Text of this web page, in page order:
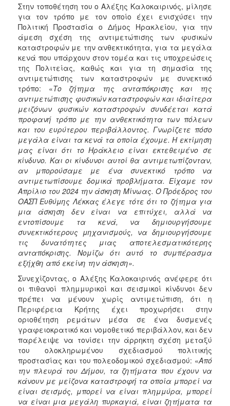
Στην τοποθέτηση του ο Αλέξης Καλοκαιρινός, μίλησε
για τον τρόπο με τον οποίο έχει ενισχύσει την
Πολιτική Προστασία ο Δήμος Ηρακλείου, για την
άμεση σχέση της αντιμετώπισης των φυσικών
καταστροφών με την ανθεκτικότητα, για τα μεγάλα
κενά που υπάρχουν στον τομέα και τις υποχρεώσεις
της Πολιτείας, καθώς και για τη σημασία της
αντιμετώπισης των καταστροφών με συνεκτικό
τρόπο: «Το ζήτημα της ανταπόκρισης και της
αντιμετώπισης φυσικών καταστροφών και ιδιαίτερα
μειζόνων φυσικών καταστροφών συνδέεται κατά
προφανή τρόπο με την ανθεκτικότητα των πόλεων
και του ευρύτερου περιβάλλοντος. Γνωρίζετε πόσο
μεγάλα είναι τα κενά τα οποία έχουμε. Η εκτίμηση
μας είναι ότι το Ηράκλειο είναι εκτεθειμένο σε
κίνδυνο. Και οι κίνδυνοι αυτοί θα αντιμετωπίζονταν,
αν μπορούσαμε με ένα συνεκτικό τρόπο να
αντιμετωπίσουμε δομικά προβλήματα. Είχαμε τον
Απρίλιο του 2024 την άσκηση Μίνωας. Ο Πρόεδρος του
ΟΑΣΠ Ευθύμης Λέκκας έλεγε τότε ότι το ζήτημα για
μια άσκηση δεν είναι να επιτύχει, αλλά να
εντοπίσουμε τα κενά, να δημιουργήσουμε
συνεκτικότερους μηχανισμούς, να δημιουργήσουμε
τις δυνατότητες μιας αποτελεσματικότερης
ανταπόκρισης. Νομίζω ότι αυτό το συμπέρασμα
εξήχθη από εκείνη την άσκηση».
Συνεχίζοντας, ο Αλέξης Καλοκαιρινός ανέφερε ότι
οι πιθανοί πλημμυρικοί και σεισμικοί κίνδυνοι δεν
πρέπει να μένουν χωρίς αντιμετώπιση, ότι η
Περιφέρεια Κρήτης έχει προχωρήσει στην
οριοθέτηση ρεμάτων μέσα σε ένα δυσμενές
γραφειοκρατικό και νομοθετικό περιβάλλον, και δεν
παρέλειψε να τονίσει την άρρηκτη σχέση μεταξύ
του ολοκληρωμένου σχεδιασμού πολιτικής
προστασίας και του πολεοδομικού σχεδιασμού: «Από
την πλευρά του Δήμου, τα ζητήματα που έχουν να
κάνουν με μείζονα καταστροφή τα οποία μπορεί να
είναι σεισμός, μπορεί να είναι πλημμύρα, μπορεί
να είναι μια μεγάλη πυρκαγιά, είναι ζητήματα τα